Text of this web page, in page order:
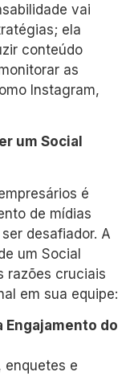
vai
ela
conteúdo
as
Instagram,
um Social
é
de mídias
desafiador. A
um Social
razões cruciais
em sua equipe:
Engajamento do
enquetes e